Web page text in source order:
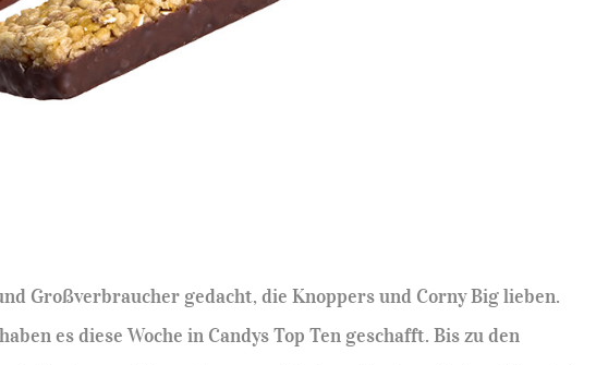
Großverbraucher gedacht, die Knoppers und Corny Big lieben.
es diese Woche in Candys Top Ten geschafft. Bis zu den